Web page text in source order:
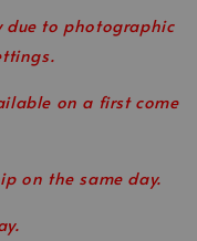
to photographic
on a first come
on the same day.